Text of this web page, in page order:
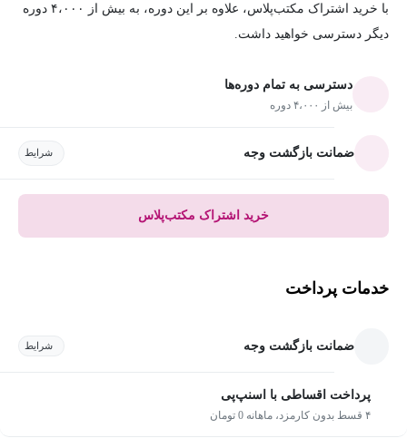
با خرید اشتراک مکتب‌پلاس، علاوه بر این دوره، به بیش از ۴،۰۰۰ دوره
دیگر دسترسی خواهید داشت.
دسترسی به تمام دوره‌ها
بیش از ۴،۰۰۰ دوره
ضمانت بازگشت وجه شرایط
خرید اشتراک مکتب‌پلاس
خدمات پرداخت
ضمانت بازگشت وجه شرایط
پرداخت اقساطی با اسنپ‌پی
۴ قسط بدون کارمزد، ماهانه 0 تومان